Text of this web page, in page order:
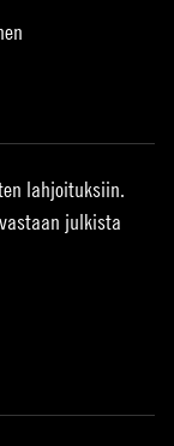
lahjoituksiin.
julkista